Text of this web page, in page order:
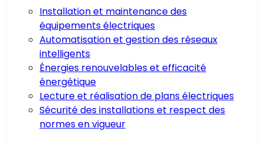
Installation et maintenance des
équipements électriques
Automatisation et gestion des réseaux
intelligents
Énergies renouvelables et efficacité
énergétique
Lecture et réalisation de plans électriques
Sécurité des installations et respect des
normes en vigueur